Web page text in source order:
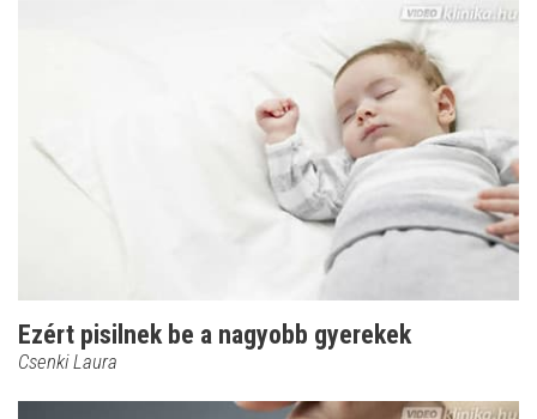
Ezért pisilnek be a nagyobb gyerekek
Csenki Laura